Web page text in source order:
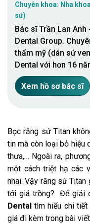
Chuyên khoa: Nha
sứ)
Bác sĩ Trần Lan Anh
Dental Group.
thẩm mỹ (dán sứ
Dental với hơn 16
Xem hồ sơ bác sĩ
Bọc răng sứ Titan
tin mà còn loại bỏ hiệu
thưa,… Ngoài ra,
một cách triệt hạ các
nhai. Vậy răng sứ Titan
tới giá trồng? Để giải
Dental tìm hiểu chi tiết
giá đi kèm trong bài